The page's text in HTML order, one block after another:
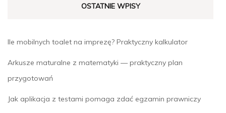
OSTATNIE WPISY
Ile mobilnych toalet na imprezę? Praktyczny kalkulator
Arkusze maturalne z matematyki — praktyczny plan
przygotowań
Jak aplikacja z testami pomaga zdać egzamin prawniczy